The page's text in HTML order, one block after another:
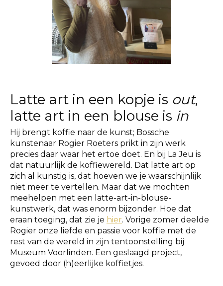
Latte art in een kopje is out,
latte art in een blouse is in
Hij brengt koffie naar de kunst; Bossche
kunstenaar Rogier Roeters prikt in zijn werk
precies daar waar het ertoe doet. En bij La Jeu is
dat natuurlijk de koffiewereld. Dat latte art op
zich al kunstig is, dat hoeven we je waarschijnlijk
niet meer te vertellen. Maar dat we mochten
meehelpen met een latte-art-in-blouse-
kunstwerk, dat was enorm bijzonder. Hoe dat
eraan toeging, dat zie je hier. Vorige zomer deelde
Rogier onze liefde en passie voor koffie met de
rest van de wereld in zijn tentoonstelling bij
Museum Voorlinden. Een geslaagd project,
gevoed door (h)eerlijke koffietjes.